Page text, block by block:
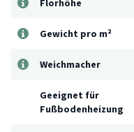
Florhöhe
Gewicht pro m²
Weichmacher
Geeignet für
Fußbodenheizung